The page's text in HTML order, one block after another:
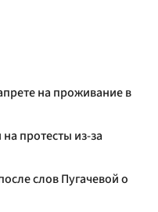
на проживание в
протесты из-за
слов Пугачевой о